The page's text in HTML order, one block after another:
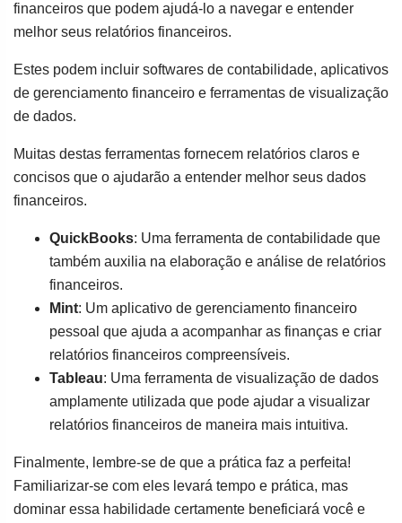
financeiros que podem ajudá-lo a navegar e entender
melhor seus relatórios financeiros.
Estes podem incluir softwares de contabilidade, aplicativos
de gerenciamento financeiro e ferramentas de visualização
de dados.
Muitas destas ferramentas fornecem relatórios claros e
concisos que o ajudarão a entender melhor seus dados
financeiros.
QuickBooks: Uma ferramenta de contabilidade que
também auxilia na elaboração e análise de relatórios
financeiros.
Mint: Um aplicativo de gerenciamento financeiro
pessoal que ajuda a acompanhar as finanças e criar
relatórios financeiros compreensíveis.
Tableau: Uma ferramenta de visualização de dados
amplamente utilizada que pode ajudar a visualizar
relatórios financeiros de maneira mais intuitiva.
Finalmente, lembre-se de que a prática faz a perfeita!
Familiarizar-se com eles levará tempo e prática, mas
dominar essa habilidade certamente beneficiará você e